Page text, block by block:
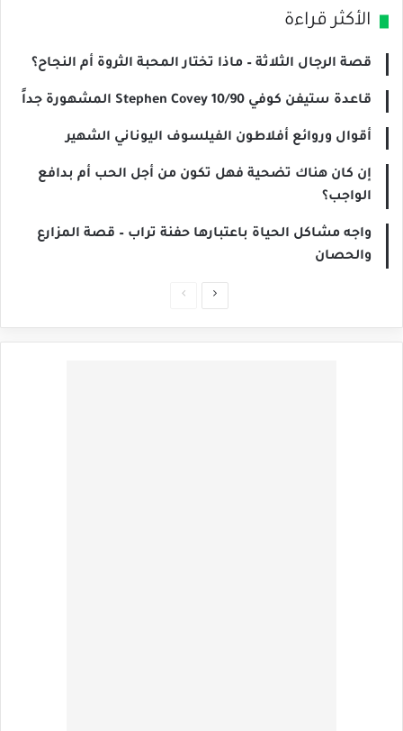
الأكثر قراءة
قصة الرجال الثلاثة – ماذا تختار المحبة الثروة أم النجاح؟
قاعدة ستيفن كوفي Stephen Covey 10/90 المشهورة جداً
أقوال وروائع أفلاطون الفيلسوف اليوناني الشهير
إن كان هناك تضحية فهل تكون من أجل الحب أم بدافع
الواجب؟
واجه مشاكل الحياة باعتبارها حفنة تراب – قصة المزارع
والحصان
الصفحةالصفحة